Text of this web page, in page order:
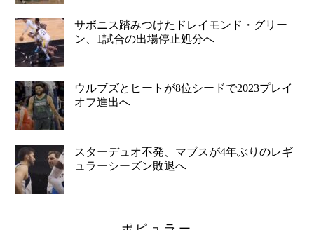
サボニス踏みつけたドレイモンド・グリー
ン、1試合の出場停止処分へ
ウルブズとヒートが8位シードで2023プレイ
オフ進出へ
スターデュオ不発、マブスが4年ぶりのレギ
ュラーシーズン敗退へ